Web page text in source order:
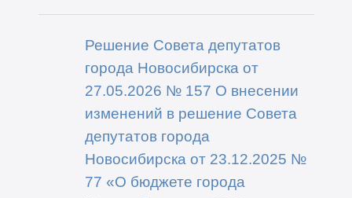
Решение Совета депутатов
города Новосибирска от
27.05.2026 № 157 О внесении
изменений в решение Совета
депутатов города
Новосибирска от 23.12.2025 №
77 «О бюджете города